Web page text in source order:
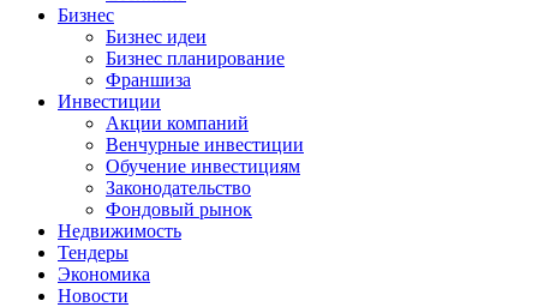
Бизнес
Бизнес идеи
Бизнес планирование
Франшиза
Инвестиции
Акции компаний
Венчурные инвестиции
Обучение инвестициям
Законодательство
Фондовый рынок
Недвижимость
Тендеры
Экономика
Новости